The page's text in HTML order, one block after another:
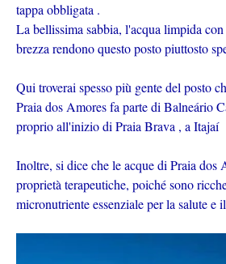
tappa obbligata .
La bellissima sabbia, l'acqua limpida
brezza rendono questo posto piuttosto
Qui troverai spesso più gente del posto
Praia dos Amores fa parte di Balneário
proprio all'inizio di Praia Brava , a Itajaí
Inoltre, si dice che le acque di Praia dos
proprietà terapeutiche, poiché sono
micronutriente essenziale per la salute e